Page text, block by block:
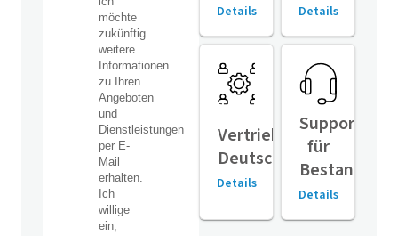
Details Details
Vertriebspartner
Deutschland
Details
Support
für
Details